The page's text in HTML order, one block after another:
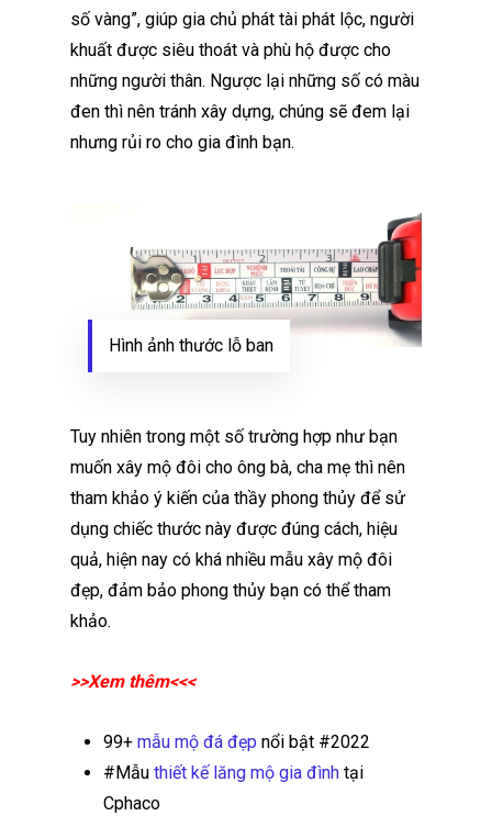
số vàng”, giúp gia chủ phát tài phát lộc, người
khuất được siêu thoát và phù hộ được cho
những người thân. Ngược lại những số có màu
đen thì nên tránh xây dựng, chúng sẽ đem lại
nhưng rủi ro cho gia đình bạn.
Hình ảnh thước lỗ ban
Tuy nhiên trong một số trường hợp như bạn
muốn xây mộ đôi cho ông bà, cha mẹ thì nên
tham khảo ý kiến của thầy phong thủy để sử
dụng chiếc thước này được đúng cách, hiệu
quả, hiện nay có khá nhiều mẫu xây mộ đôi
đẹp, đảm bảo phong thủy bạn có thể tham
khảo.
>>Xem thêm<<<
99+ mẫu mộ đá đẹp nổi bật #2022
#Mẫu thiết kế lăng mộ gia đình tại
Cphaco